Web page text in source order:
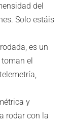
del
Solo estáis
es un
el
y
rodar con la